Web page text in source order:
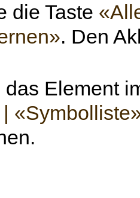
die Taste
. Den
das Element